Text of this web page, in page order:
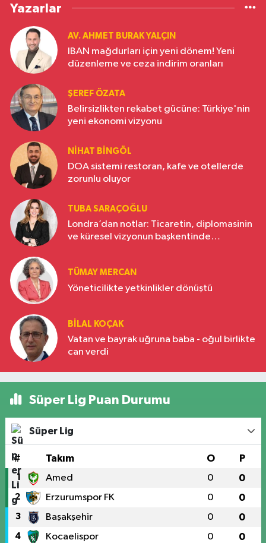
Yazarlar
AV. AHMET BURAK YALÇIN
IBAN mağdurları için yeni dönem! Yeni
düzenleme ve ceza indirim oranları
ŞEREF ÖZATA
Belirsizlikten rekabet gücüne: Türkiye'nin
yeni ekonomi vizyonu
NIHAT BINGÖL
DOA sistemi restoran, kafe ve otellerde
zorunlu oluyor
TUBA SARAÇOĞLU
Londra’dan notlar: Ticaretin, diplomasinin
ve küresel vizyonun başkentinde
TÜMAY MERCAN
Yöneticilikte yetkinlikler dönüştü
BILAL KOÇAK
Vatan ve bayrak uğruna baba - oğul birlikte
can verdi
Süper Lig Puan Durumu
Süper Lig
# Takım O P
1 Amed 0 0
2 Erzurumspor FK 0 0
3 Başakşehir 0 0
4 Kocaelispor 0 0